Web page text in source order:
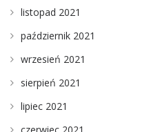
listopad 2021
październik 2021
wrzesień 2021
sierpień 2021
lipiec 2021